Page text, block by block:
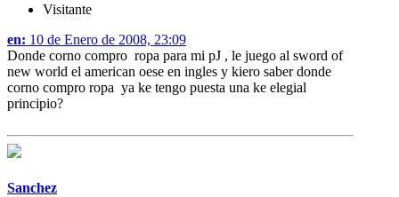
Visitante
en: 10 de Enero de 2008, 23:09
Donde corno compro ropa para mi pJ , le juego al sword of
new world el american oese en ingles y kiero saber donde
corno compro ropa ya ke tengo puesta una ke elegial
principio?
Sanchez